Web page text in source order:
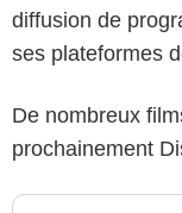
diffusion de
ses plateformes
De nombreux
prochainement